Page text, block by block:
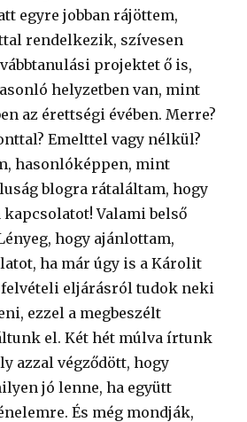
egyre jobban rájöttem,
rendelkezik, szívesen
projektet ő is,
helyzetben van, mint
az érettségi évében. Merre?
Emelttel vagy nélkül?
hasonlóképpen, mint
blogra rátaláltam, hogy
Valami belső
hogy ajánlottam,
ha már úgy is a Károlit
felvételi eljárásról tudok neki
ezzel a megbeszélt
el. Két hét múlva írtunk
azzal végződött, hogy
jó lenne, ha együtt
És még mondják,